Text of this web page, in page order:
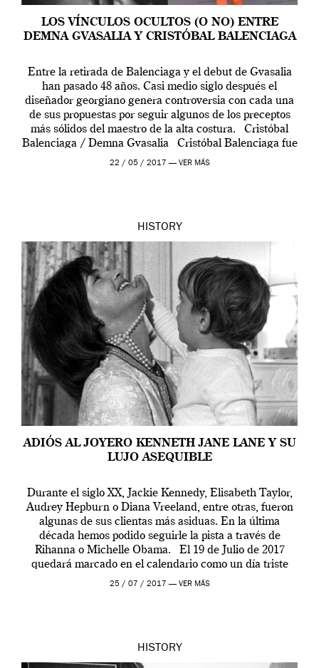
LOS VÍNCULOS OCULTOS (O NO) ENTRE
DEMNA GVASALIA Y CRISTÓBAL BALENCIAGA
Entre la retirada de Balenciaga y el debut de Gvasalia
han pasado 48 años. Casi medio siglo después el
diseñador georgiano genera controversia con cada una
de sus propuestas por seguir algunos de los preceptos
más sólidos del maestro de la alta costura. Cristóbal
Balenciaga / Demna Gvasalia Cristóbal Balenciaga fue
uno de […]
22 / 05 / 2017 — VER MÁS
HISTORY
ADIÓS AL JOYERO KENNETH JANE LANE Y SU
LUJO ASEQUIBLE
Durante el siglo XX, Jackie Kennedy, Elisabeth Taylor,
Audrey Hepburn o Diana Vreeland, entre otras, fueron
algunas de sus clientas más asiduas. En la última
década hemos podido seguirle la pista a través de
Rihanna o Michelle Obama. El 19 de Julio de 2017
quedará marcado en el calendario como un día triste
para el […]
25 / 07 / 2017 — VER MÁS
HISTORY